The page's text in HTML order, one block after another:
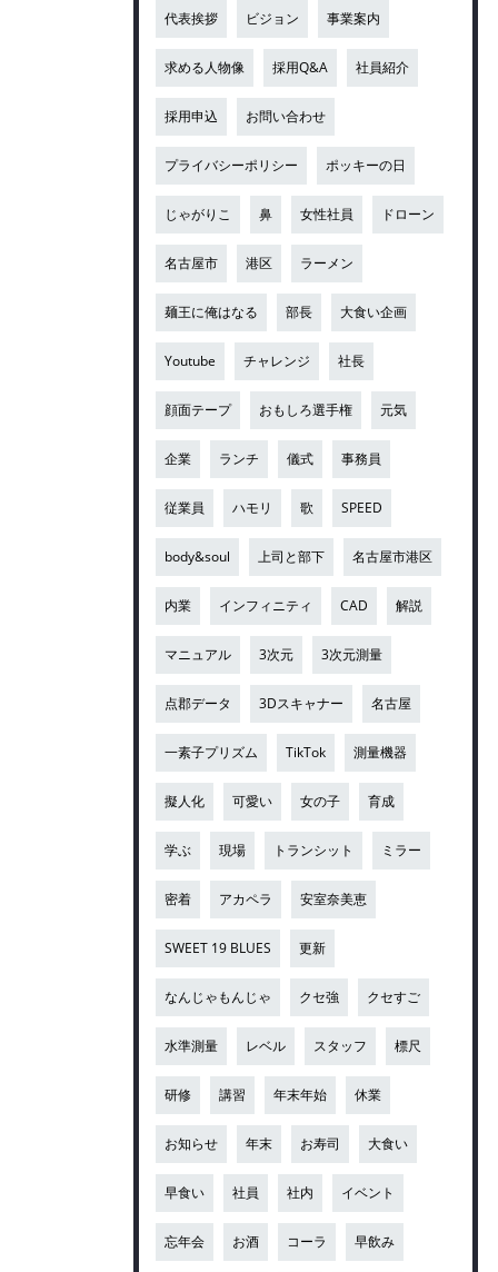
代表挨拶 ビジョン 事業案内
求める人物像 採用Q&A 社員紹介
採用申込 お問い合わせ
プライバシーポリシー ポッキーの日
じゃがりこ 鼻 女性社員 ドローン
名古屋市 港区 ラーメン
麺王に俺はなる 部長 大食い企画
Youtube チャレンジ 社長
顔面テープ おもしろ選手権 元気
企業 ランチ 儀式 事務員
従業員 ハモリ 歌 SPEED
body&soul 上司と部下 名古屋市港区
内業 インフィニティ CAD 解説
マニュアル 3次元 3次元測量
点郡データ 3Dスキャナー 名古屋
一素子プリズム TikTok 測量機器
擬人化 可愛い 女の子 育成
学ぶ 現場 トランシット ミラー
密着 アカペラ 安室奈美恵
SWEET 19 BLUES 更新
なんじゃもんじゃ クセ強 クセすご
水準測量 レベル スタッフ 標尺
研修 講習 年末年始 休業
お知らせ 年末 お寿司 大食い
早食い 社員 社内 イベント
忘年会 お酒 コーラ 早飲み